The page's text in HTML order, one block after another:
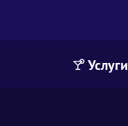
Услуги